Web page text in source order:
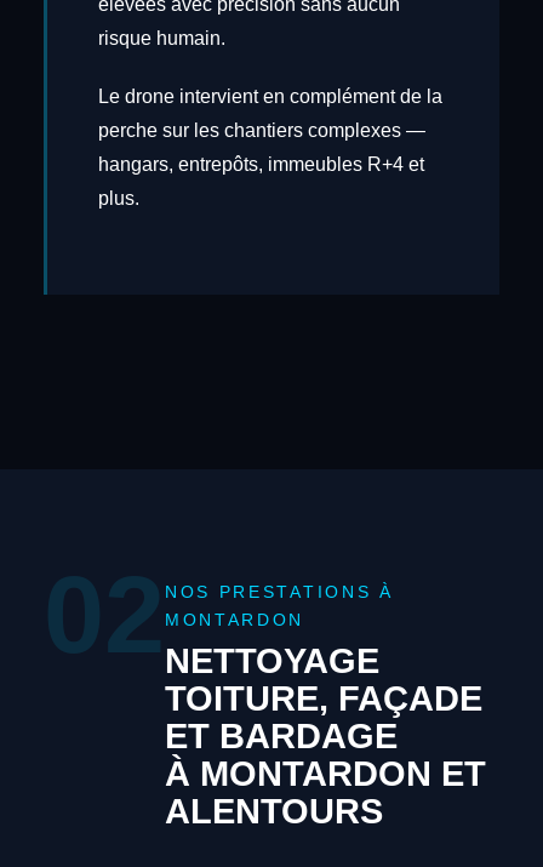
risque humain.
Le drone intervient en complément de la
perche sur les chantiers complexes —
hangars, entrepôts, immeubles R+4 et
plus.
02 NOS PRESTATIONS À
MONTARDON
NETTOYAGE
TOITURE, FAÇADE
ET BARDAGE
À MONTARDON ET
ALENTOURS